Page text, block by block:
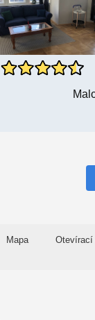
Mapa Otevírací